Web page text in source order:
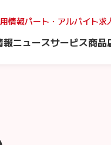
情報パート・アルバイト求
報ニュースサービス商品